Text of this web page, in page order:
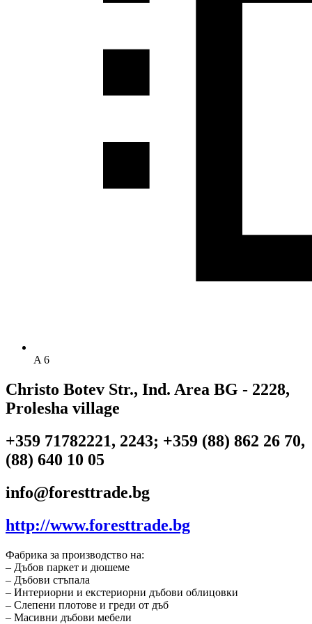
A 6
Christo Botev Str., Ind. Area BG - 2228,
Prolesha village
+359 71782221, 2243; +359 (88) 862 26 70,
(88) 640 10 05
info@foresttrade.bg
http://www.foresttrade.bg
Фабрика за производство на:
– Дъбов паркет и дюшеме
– Дъбови стъпала
– Интериорни и екстериорни дъбови облицовки
– Слепени плотове и греди от дъб
– Масивни дъбови мебели